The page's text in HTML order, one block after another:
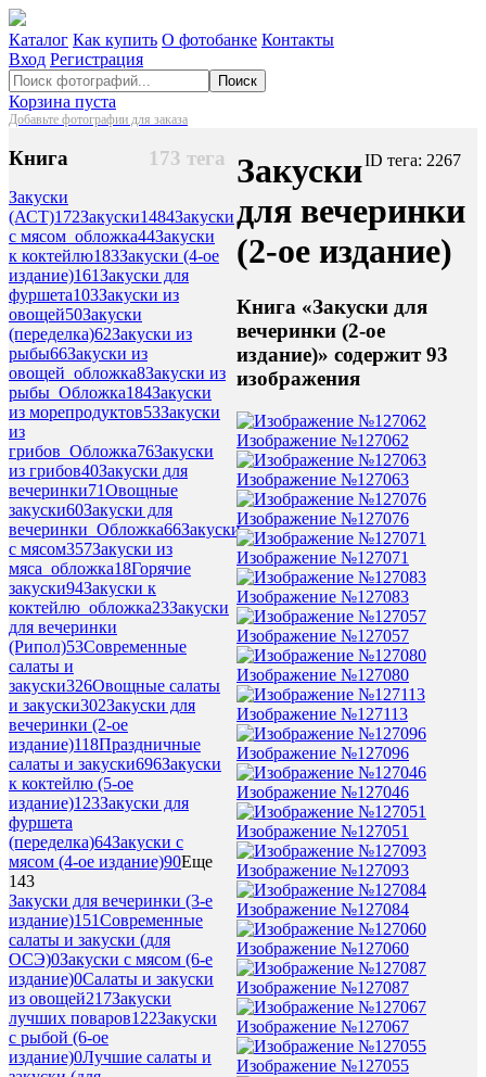
Каталог Как купить О фотобанке Контакты
Вход Регистрация
Поиск
Корзина пуста
Добавьте фотографии для заказа
173 тега
Книга
Закуски
(АСТ)172Закуски1484Закуски
с мясом_обложка44Закуски
к коктейлю183Закуски (4-ое
издание)161Закуски для
фуршета103Закуски из
овощей50Закуски
(переделка)62Закуски из
рыбы66Закуски из
овощей_обложка8Закуски из
рыбы_Обложка184Закуски
из морепродуктов53Закуски
из
грибов_Обложка76Закуски
из грибов40Закуски для
вечеринки71Овощные
закуски60Закуски для
вечеринки_Обложка66Закуски
с мясом357Закуски из
мяса_обложка18Горячие
закуски94Закуски к
коктейлю_обложка23Закуски
для вечеринки
(Рипол)53Современные
салаты и
закуски326Овощные салаты
и закуски302Закуски для
вечеринки (2-ое
издание)118Праздничные
салаты и закуски696Закуски
к коктейлю (5-ое
издание)123Закуски для
фуршета
(переделка)64Закуски с
мясом (4-ое издание)90Еще
143
Закуски для вечеринки (3-е
издание)151Современные
салаты и закуски (для
ОСЭ)0Закуски с мясом (6-е
издание)0Салаты и закуски
из овощей217Закуски
лучших поваров122Закуски
с рыбой (6-ое
издание)0Лучшие салаты и
ID тега: 2267
Закуски
для вечеринки
(2-ое издание)
Книга «Закуски для
вечеринки (2-ое
издание)» содержит 93
изображения
Изображение №127062
Изображение №127063
Изображение №127076
Изображение №127071
Изображение №127083
Изображение №127057
Изображение №127080
Изображение №127113
Изображение №127096
Изображение №127046
Изображение №127051
Изображение №127093
Изображение №127084
Изображение №127060
Изображение №127087
Изображение №127067
Изображение №127055